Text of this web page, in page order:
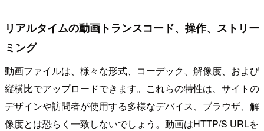
リアルタイムの動画トランスコード、操作、ストリー
ミング
動画ファイルは、様々な形式、コーデック、解像度、および
縦横比でアップロードできます。これらの特性は、サイトの
デザインや訪問者が使用する多様なデバイス、ブラウザ、解
像度とは恐らく一致しないでしょう。動画はHTTP/S URLを